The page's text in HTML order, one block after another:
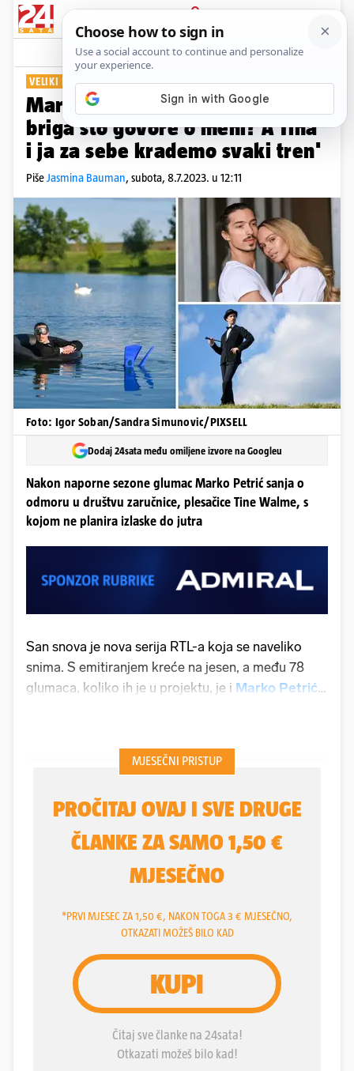
PRIJAVA
Show Komentari
VELIKI INTERVJU PLUS+
Marko Petrić: 'Konačno me nije
briga što govore o meni? A Tina
i ja za sebe krademo svaki tren'
PišeJasmina Bauman, subota, 8.7.2023. u 12:11
Foto: Igor Soban/Sandra Simunovic/PIXSELL
Dodaj 24sata među omiljene izvore na Googleu
Nakon naporne sezone glumac Marko Petrić sanja o
odmoru u društvu zaručnice, plesačice Tine Walme, s
kojom ne planira izlaske do jutra
San snova je nova serija RTL-a koja se naveliko
snima. S emitiranjem kreće na jesen, a među 78
glumaca, koliko ih je u projektu, je i Marko Petrić.
ulozi filma “Šesti autobus”. Iza njega je i desetak
serija, dosta kazališnih predstava, sinkronizacija...